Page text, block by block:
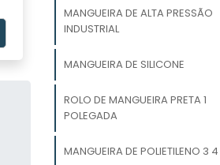
MANGUEIRA DE ALTA PRESSÃO
INDUSTRIAL
MANGUEIRA DE SILICONE
ROLO DE MANGUEIRA PRETA 1
POLEGADA
MANGUEIRA DE POLIETILENO 3 4